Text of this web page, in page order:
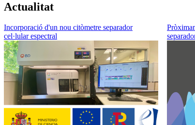
Actualitat
Incorporació d'un nou citòmetre separador
cel·lular espectral